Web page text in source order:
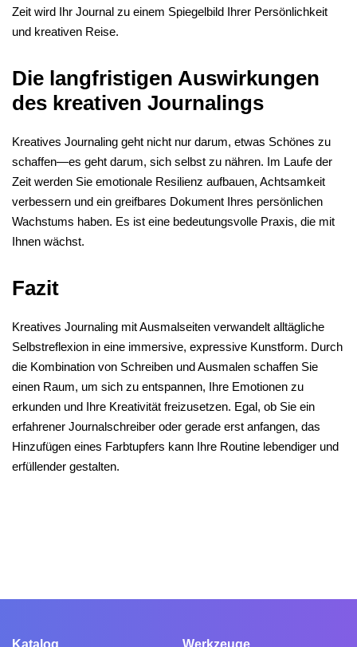
Zeit wird Ihr Journal zu einem Spiegelbild Ihrer Persönlichkeit
und kreativen Reise.
Die langfristigen Auswirkungen
des kreativen Journalings
Kreatives Journaling geht nicht nur darum, etwas Schönes zu
schaffen—es geht darum, sich selbst zu nähren. Im Laufe der
Zeit werden Sie emotionale Resilienz aufbauen, Achtsamkeit
verbessern und ein greifbares Dokument Ihres persönlichen
Wachstums haben. Es ist eine bedeutungsvolle Praxis, die mit
Ihnen wächst.
Fazit
Kreatives Journaling mit Ausmalseiten verwandelt alltägliche
Selbstreflexion in eine immersive, expressive Kunstform. Durch
die Kombination von Schreiben und Ausmalen schaffen Sie
einen Raum, um sich zu entspannen, Ihre Emotionen zu
erkunden und Ihre Kreativität freizusetzen. Egal, ob Sie ein
erfahrener Journalschreiber oder gerade erst anfangen, das
Hinzufügen eines Farbtupfers kann Ihre Routine lebendiger und
erfüllender gestalten.